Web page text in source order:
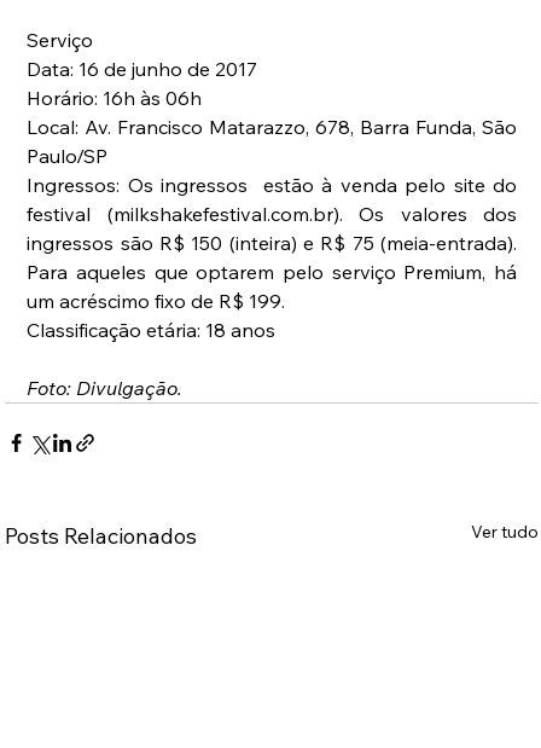
Serviço
Data: 16 de junho de 2017
Horário: 16h às 06h
Local: Av. Francisco Matarazzo, 678, Barra Funda, São
Paulo/SP
Ingressos: Os ingressos  estão à venda pelo site do
festival (milkshakefestival.com.br). Os valores dos
ingressos são R$ 150 (inteira) e R$ 75 (meia-entrada).
Para aqueles que optarem pelo serviço Premium, há
um acréscimo fixo de R$ 199.
Classificação etária: 18 anos
Foto: Divulgação.
Posts Relacionados Ver tudo